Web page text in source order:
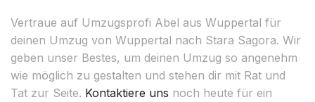
Vertraue auf Umzugsprofi Abel aus Wuppertal für
deinen Umzug von Wuppertal nach Stara Sagora. Wir
geben unser Bestes, um deinen Umzug so angenehm
wie möglich zu gestalten und stehen dir mit Rat und
Tat zur Seite. Kontaktiere uns noch heute für ein